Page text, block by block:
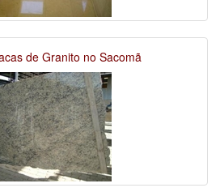
de Granito no Sacomã